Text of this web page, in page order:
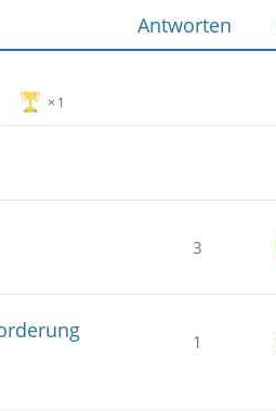
Antworten
1
3
1